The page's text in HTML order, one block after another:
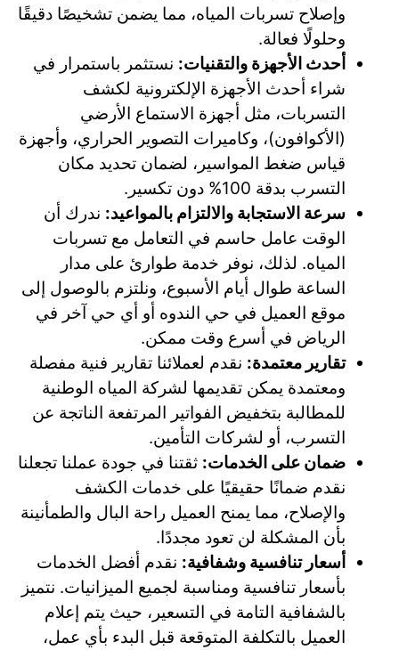
وإصلاح تسربات المياه، مما يضمن تشخيصًا دقيقًا
وحلولًا فعالة.
أحدث الأجهزة والتقنيات: نستثمر باستمرار في
شراء أحدث الأجهزة الإلكترونية لكشف
التسربات، مثل أجهزة الاستماع الأرضي
(الأكوافون)، وكاميرات التصوير الحراري، وأجهزة
قياس ضغط المواسير، لضمان تحديد مكان
التسرب بدقة 100% دون تكسير.
سرعة الاستجابة والالتزام بالمواعيد: ندرك أن
الوقت عامل حاسم في التعامل مع تسربات
المياه. لذلك، نوفر خدمة طوارئ على مدار
الساعة طوال أيام الأسبوع، ونلتزم بالوصول إلى
موقع العميل في حي الندوه أو أي حي آخر في
الرياض في أسرع وقت ممكن.
تقارير معتمدة: نقدم لعملائنا تقارير فنية مفصلة
ومعتمدة يمكن تقديمها لشركة المياه الوطنية
للمطالبة بتخفيض الفواتير المرتفعة الناتجة عن
التسرب، أو لشركات التأمين.
ضمان على الخدمات: ثقتنا في جودة عملنا تجعلنا
نقدم ضمانًا حقيقيًا على خدمات الكشف
والإصلاح، مما يمنح العميل راحة البال والطمأنينة
بأن المشكلة لن تعود مجددًا.
أسعار تنافسية وشفافية: نقدم أفضل الخدمات
بأسعار تنافسية ومناسبة لجميع الميزانيات. نتميز
بالشفافية التامة في التسعير، حيث يتم إعلام
العميل بالتكلفة المتوقعة قبل البدء بأي عمل،